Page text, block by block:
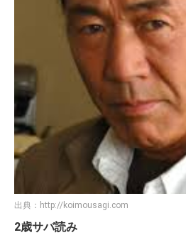
出典： http://koimousagi.com
2歳サバ読み